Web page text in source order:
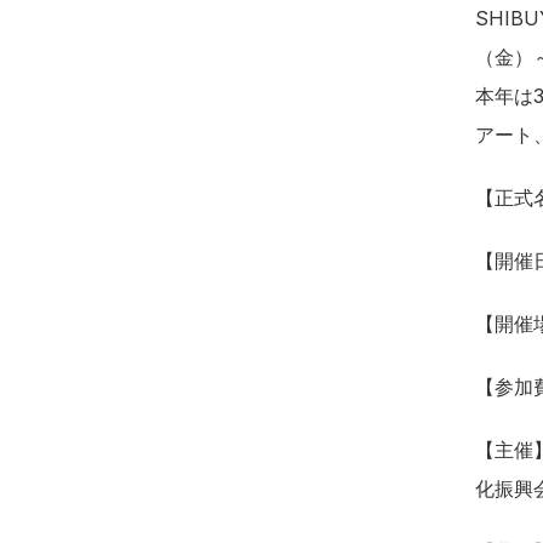
（金
本年は
アート
【正
【開
【開
【参
【主
化振興